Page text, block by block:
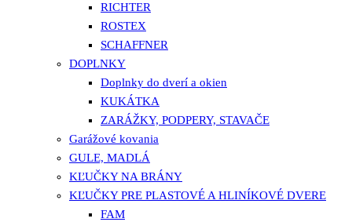
RICHTER
ROSTEX
SCHAFFNER
DOPLNKY
Doplnky do dverí a okien
KUKÁTKA
ZARÁŽKY, PODPERY, STAVAČE
Garážové kovania
GULE, MADLÁ
KĽUČKY NA BRÁNY
KĽUČKY PRE PLASTOVÉ A HLINÍKOVÉ DVERE
FAM